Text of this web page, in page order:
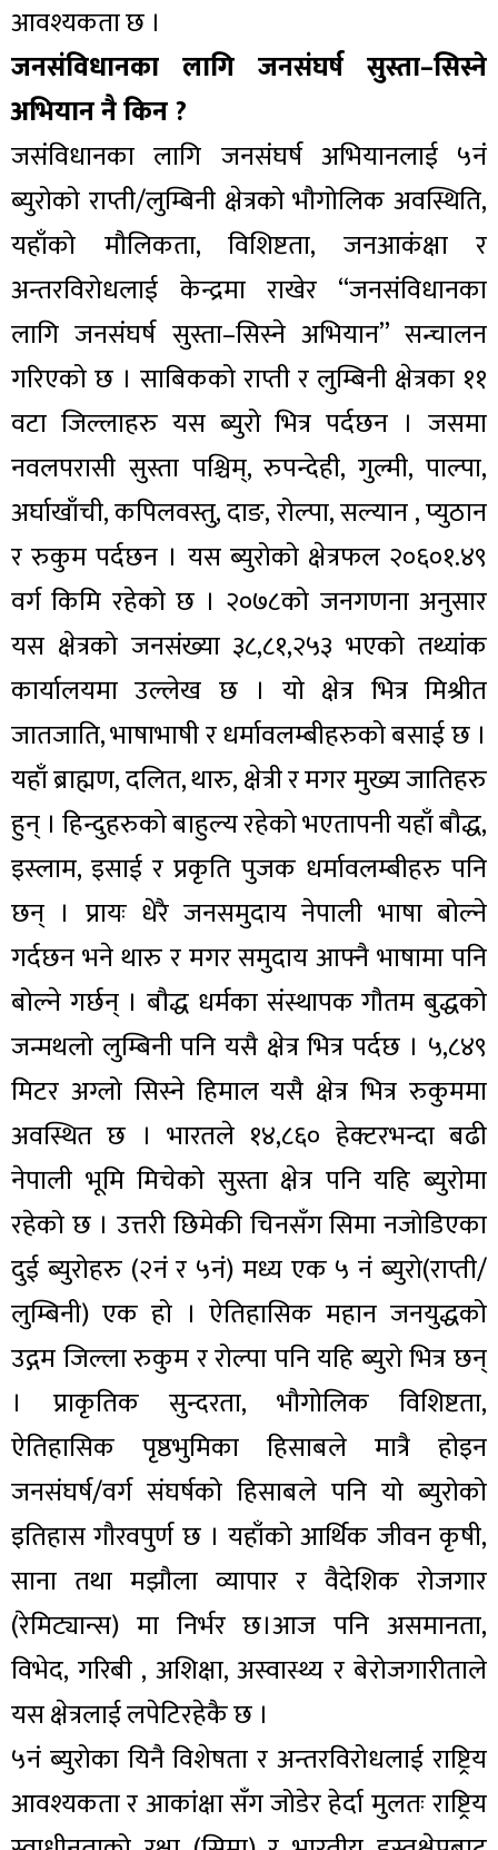
आवश्यकता छ ।
जनसंविधानका लागि जनसंघर्ष सुस्ता–सिस्ने
अभियान नै किन ?
जसंविधानका लागि जनसंघर्ष अभियानलाई ५नं
ब्युरोको राप्ती/लुम्बिनी क्षेत्रको भौगोलिक अवस्थिति,
यहाँको मौलिकता, विशिष्टता, जनआकंक्षा र
अन्तरविरोधलाई केन्द्रमा राखेर “जनसंविधानका
लागि जनसंघर्ष सुस्ता–सिस्ने अभियान” सन्चालन
गरिएको छ । साबिकको राप्ती र लुम्बिनी क्षेत्रका ११
वटा जिल्लाहरु यस ब्युरो भित्र पर्दछन । जसमा
नवलपरासी सुस्ता पश्चिम्, रुपन्देही, गुल्मी, पाल्पा,
अर्घाखाँची, कपिलवस्तु, दाङ, रोल्पा, सल्यान , प्युठान
र रुकुम पर्दछन । यस ब्युरोको क्षेत्रफल २०६०१.४९
वर्ग किमि रहेको छ । २०७८को जनगणना अनुसार
यस क्षेत्रको जनसंख्या ३८,८१,२५३ भएको तथ्यांक
कार्यालयमा उल्लेख छ । यो क्षेत्र भित्र मिश्रीत
जातजाति, भाषाभाषी र धर्मावलम्बीहरुको बसाई छ ।
यहाँ ब्राह्मण, दलित, थारु, क्षेत्री र मगर मुख्य जातिहरु
हुन् । हिन्दुहरुको बाहुल्य रहेको भएतापनी यहाँ बौद्ध,
इस्लाम, इसाई र प्रकृति पुजक धर्मावलम्बीहरु पनि
छन् । प्रायः धेरै जनसमुदाय नेपाली भाषा बोल्ने
गर्दछन भने थारु र मगर समुदाय आफ्नै भाषामा पनि
बोल्ने गर्छन् । बौद्ध धर्मका संस्थापक गौतम बुद्धको
जन्मथलो लुम्बिनी पनि यसै क्षेत्र भित्र पर्दछ । ५,८४९
मिटर अग्लो सिस्ने हिमाल यसै क्षेत्र भित्र रुकुममा
अवस्थित छ । भारतले १४,८६० हेक्टरभन्दा बढी
नेपाली भूमि मिचेको सुस्ता क्षेत्र पनि यहि ब्युरोमा
रहेको छ । उत्तरी छिमेकी चिनसँग सिमा नजोडिएका
दुई ब्युरोहरु (२नं र ५नं) मध्य एक ५ नं ब्युरो(राप्ती/
लुम्बिनी) एक हो । ऐतिहासिक महान जनयुद्धको
उद्गम जिल्ला रुकुम र रोल्पा पनि यहि ब्युरो भित्र छन्
। प्राकृतिक सुन्दरता, भौगोलिक विशिष्टता,
ऐतिहासिक पृष्ठभुमिका हिसाबले मात्रै होइन
जनसंघर्ष/वर्ग संघर्षको हिसाबले पनि यो ब्युरोको
इतिहास गौरवपुर्ण छ । यहाँको आर्थिक जीवन कृषी,
साना तथा मझौला व्यापार र वैदेशिक रोजगार
(रेमिट्यान्स) मा निर्भर छ।आज पनि असमानता,
विभेद, गरिबी , अशिक्षा, अस्वास्थ्य र बेरोजगारीताले
यस क्षेत्रलाई लपेटिरहेकै छ ।
५नं ब्युरोका यिनै विशेषता र अन्तरविरोधलाई राष्ट्रिय
आवश्यकता र आकांक्षा सँग जोडेर हेर्दा मुलतः राष्ट्रिय